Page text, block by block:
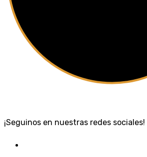
¡Seguinos en nuestras redes sociales!